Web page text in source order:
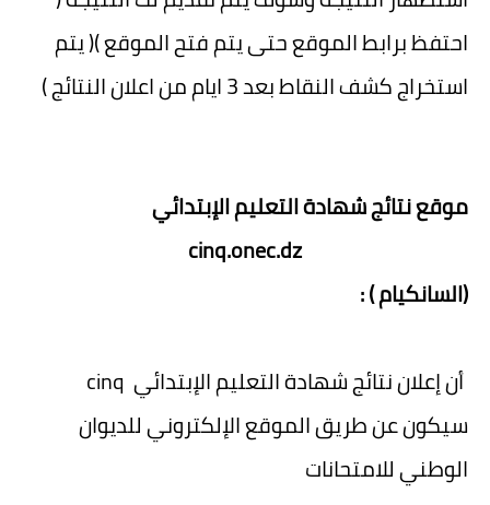
احتفظ برابط الموقع حتى يتم فتح الموقع )( يتم
استخراج كشف النقاط بعد 3 ايام من اعلان النتائج )
موقع نتائج شهادة التعليم الإبتدائي
cinq.onec.dz
(السانكيام ) :
أن إعلان نتائج شهادة التعليم الإبتدائي cinq
سيكون عن طريق الموقع الإلكتروني للديوان
الوطني للامتحانات